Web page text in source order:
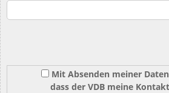
Mit Absenden meiner
dass der VDB meine